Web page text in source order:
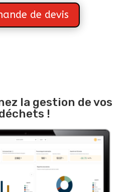
de devis
la gestion de vos
!